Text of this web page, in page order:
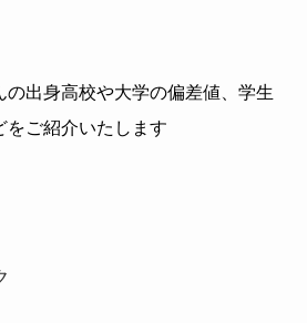
の出身高校や大学の偏差値、学生
をご紹介いたします